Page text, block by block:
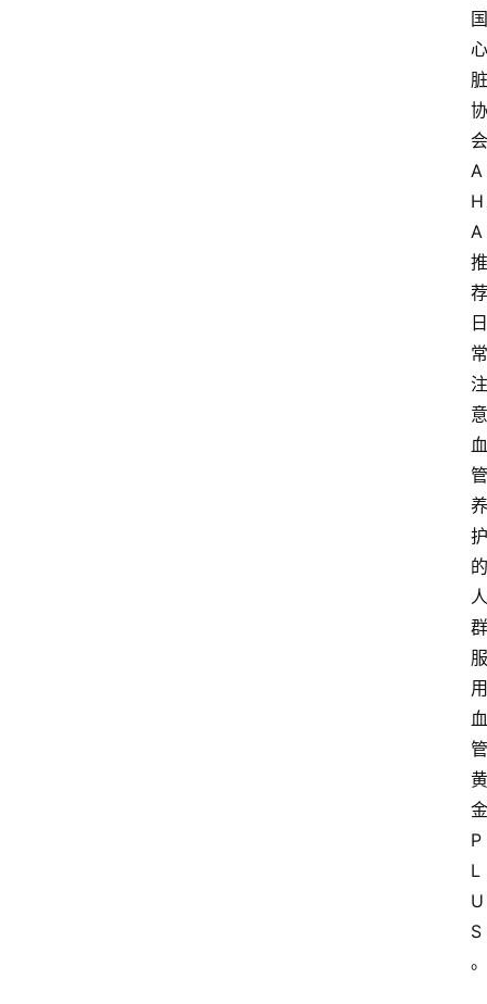
国
心
脏
协
会
A
H
A
推
荐
日
常
注
意
血
管
养
护
的
人
群
服
用
血
管
黄
金
P
L
U
S
。